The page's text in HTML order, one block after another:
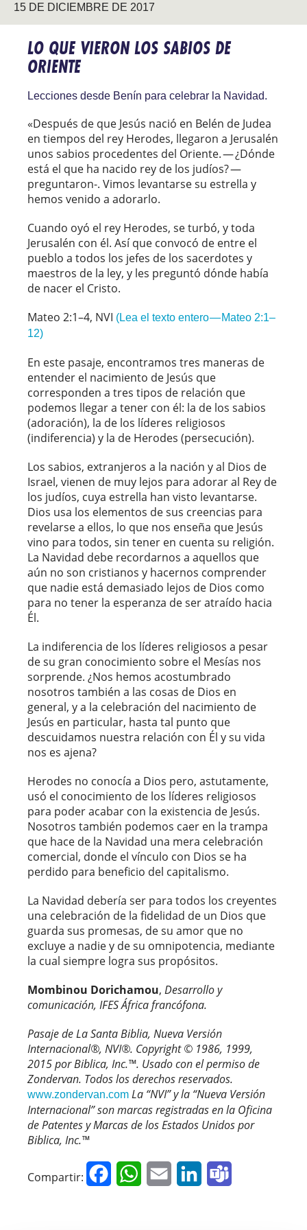
15 DE DICIEMBRE DE 2017
LO QUE VIERON LOS SABIOS DE
ORIENTE
Lecciones desde Benín para celebrar la Navidad.
«Después de que Jesús nació en Belén de Judea
en tiempos del rey Herodes, llegaron a Jerusalén
unos sabios procedentes del Oriente. — ¿Dónde
está el que ha nacido rey de los judíos? —
preguntaron-. Vimos levantarse su estrella y
hemos venido a adorarlo.
Cuando oyó el rey Herodes, se turbó, y toda
Jerusalén con él. Así que convocó de entre el
pueblo a todos los jefes de los sacerdotes y
maestros de la ley, y les preguntó dónde había
de nacer el Cristo.
Mateo 2:1–4, NVI (Lea el texto entero — Mateo 2:1–
12)
En este pasaje, encontramos tres maneras de
entender el nacimiento de Jesús que
corresponden a tres tipos de relación que
podemos llegar a tener con él: la de los sabios
(adoración), la de los líderes religiosos
(indiferencia) y la de Herodes (persecución).
Los sabios, extranjeros a la nación y al Dios de
Israel, vienen de muy lejos para adorar al Rey de
los judíos, cuya estrella han visto levantarse.
Dios usa los elementos de sus creencias para
revelarse a ellos, lo que nos enseña que Jesús
vino para todos, sin tener en cuenta su religión.
La Navidad debe recordarnos a aquellos que
aún no son cristianos y hacernos comprender
que nadie está demasiado lejos de Dios como
para no tener la esperanza de ser atraído hacia
Él.
La indiferencia de los líderes religiosos a pesar
de su gran conocimiento sobre el Mesías nos
sorprende. ¿Nos hemos acostumbrado
nosotros también a las cosas de Dios en
general, y a la celebración del nacimiento de
Jesús en particular, hasta tal punto que
descuidamos nuestra relación con Él y su vida
nos es ajena?
Herodes no conocía a Dios pero, astutamente,
usó el conocimiento de los líderes religiosos
para poder acabar con la existencia de Jesús.
Nosotros también podemos caer en la trampa
que hace de la Navidad una mera celebración
comercial, donde el vínculo con Dios se ha
perdido para beneficio del capitalismo.
La Navidad debería ser para todos los creyentes
una celebración de la fidelidad de un Dios que
guarda sus promesas, de su amor que no
excluye a nadie y de su omnipotencia, mediante
la cual siempre logra sus propósitos.
Mombinou Dorichamou, Desarrollo y
comunicación, IFES África francófona.
Pasaje de La Santa Biblia, Nueva Versión
Internacional®, NVI®. Copyright © 1986, 1999,
2015 por Biblica, Inc.™. Usado con el permiso de
Zondervan. Todos los derechos reservados.
www.zondervan.com La “NVI” y la “Nueva Versión
Internacional” son marcas registradas en la Oficina
de Patentes y Marcas de los Estados Unidos por
Biblica, Inc.™
Compartir: FacebookWhatsApp
Email LinkedIn